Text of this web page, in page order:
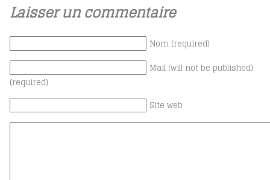
Laisser un commentaire
Nom (required)
Mail (will not be published)
(required)
Site web